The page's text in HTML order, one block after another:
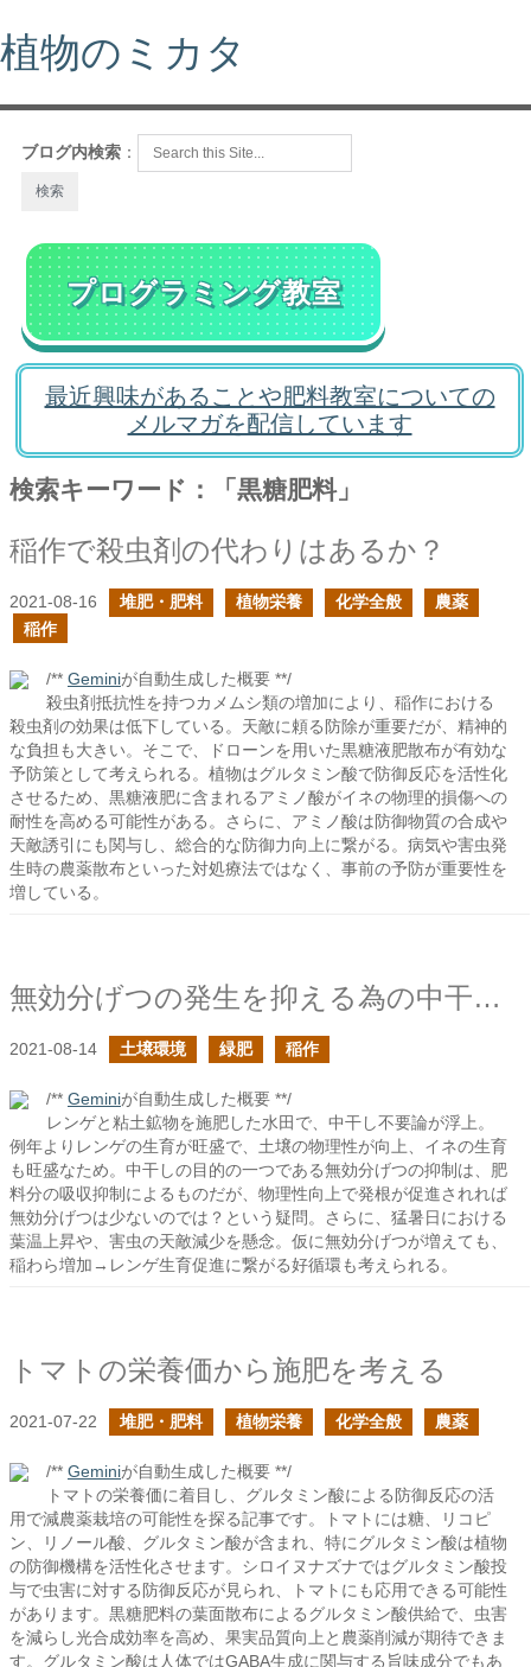
植物のミカタ
ブログ内検索 ：
プログラミング教室
最近興味があることや肥料教室についての
メルマガを配信しています
検索キーワード：「黒糖肥料」
稲作で殺虫剤の代わりはあるか？
2021-08-16 堆肥・肥料 植物栄養 化学全般
農薬
稲作
/** Geminiが自動生成した概要 **/
殺虫剤抵抗性を持つカメムシ類の増加により、稲作における
殺虫剤の効果は低下している。天敵に頼る防除が重要だが、精神的
な負担も大きい。そこで、ドローンを用いた黒糖液肥散布が有効な
予防策として考えられる。植物はグルタミン酸で防御反応を活性化
させるため、黒糖液肥に含まれるアミノ酸がイネの物理的損傷への
耐性を高める可能性がある。さらに、アミノ酸は防御物質の合成や
天敵誘引にも関与し、総合的な防御力向上に繋がる。病気や害虫発
生時の農薬散布といった対処療法ではなく、事前の予防が重要性を
増している。
無効分げつの発生を抑える為の中干しは必要なのか？
2021-08-14 土壌環境 緑肥 稲作
/** Geminiが自動生成した概要 **/
レンゲと粘土鉱物を施肥した水田で、中干し不要論が浮上。
例年よりレンゲの生育が旺盛で、土壌の物理性が向上、イネの生育
も旺盛なため。中干しの目的の一つである無効分げつの抑制は、肥
料分の吸収抑制によるものだが、物理性向上で発根が促進されれば
無効分げつは少ないのでは？という疑問。さらに、猛暑日における
葉温上昇や、害虫の天敵減少を懸念。仮に無効分げつが増えても、
稲わら増加→レンゲ生育促進に繋がる好循環も考えられる。
トマトの栄養価から施肥を考える
2021-07-22 堆肥・肥料 植物栄養 化学全般 農薬
/** Geminiが自動生成した概要 **/
トマトの栄養価に着目し、グルタミン酸による防御反応の活
用で減農薬栽培の可能性を探る記事です。トマトには糖、リコピ
ン、リノール酸、グルタミン酸が含まれ、特にグルタミン酸は植物
の防御機構を活性化させます。シロイヌナズナではグルタミン酸投
与で虫害に対する防御反応が見られ、トマトにも応用できる可能性
があります。黒糖肥料の葉面散布によるグルタミン酸供給で、虫害
を減らし光合成効率を高め、果実品質向上と農薬削減が期待できま
す。グルタミン酸は人体ではGABA生成に関与する旨味成分でもあ